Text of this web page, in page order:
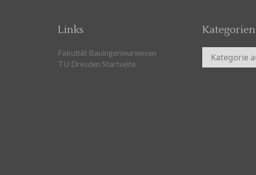
Links
Fakultät Bauingenieurwesen
TU Dresden Startseite
Kategorien
Kategorien